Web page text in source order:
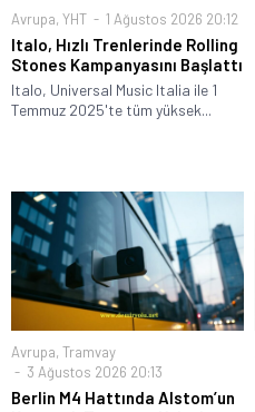
Avrupa, YHT 1 Ağustos 2026 20:12
Italo, Hızlı Trenlerinde Rolling
Stones Kampanyasını Başlattı
Italo, Universal Music Italia ile 1
Temmuz 2025'te tüm yüksek...
Avrupa, Tramvay
3 Ağustos 2026 20:13
Berlin M4 Hattında Alstom’un